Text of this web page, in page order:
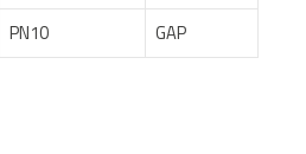
PN10 GAP